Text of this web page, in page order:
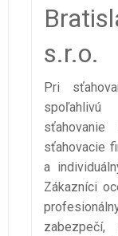
s.r.o.
Pri
sťahovacie
a
Zákazníci